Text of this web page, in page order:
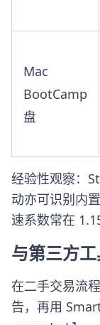
Mac
BootCamp
盘
经验性观察：
动亦可识别内
速系数常在
与第三方
在二手交易流
告，再用